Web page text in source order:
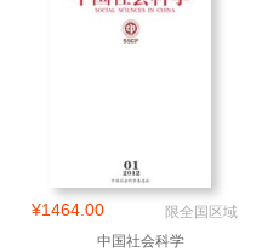
¥1464.00
限全国区域
中国社会科学